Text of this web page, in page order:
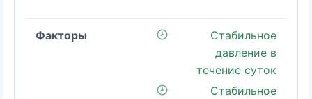
Стабильное
давление в
течение суток
Стабильное